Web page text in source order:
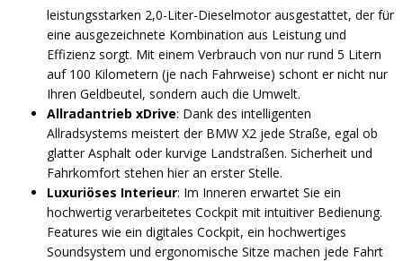
leistungsstarken 2,0-Liter-Dieselmotor ausgestattet, der für
eine ausgezeichnete Kombination aus Leistung und
Effizienz sorgt. Mit einem Verbrauch von nur rund 5 Litern
auf 100 Kilometern (je nach Fahrweise) schont er nicht nur
Ihren Geldbeutel, sondern auch die Umwelt.
Allradantrieb xDrive: Dank des intelligenten
Allradsystems meistert der BMW X2 jede Straße, egal ob
glatter Asphalt oder kurvige Landstraßen. Sicherheit und
Fahrkomfort stehen hier an erster Stelle.
Luxuriöses Interieur: Im Inneren erwartet Sie ein
hochwertig verarbeitetes Cockpit mit intuitiver Bedienung.
Features wie ein digitales Cockpit, ein hochwertiges
Soundsystem und ergonomische Sitze machen jede Fahrt